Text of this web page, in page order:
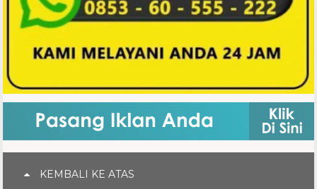
KEMBALI KE ATAS